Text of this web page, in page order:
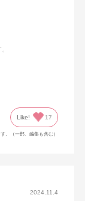
Like! 17
。（一部、編集も含む）
2024.11.4